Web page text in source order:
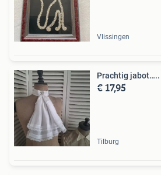
Vlissingen
Prachtig jabot…..
€ 17,95
Tilburg